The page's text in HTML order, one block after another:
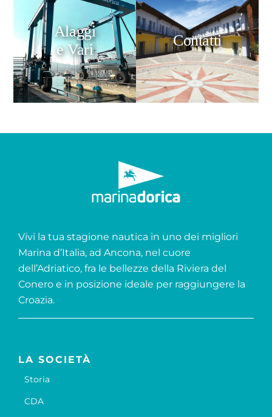
Alaggi
e Vari
Contatti
Vivi la tua stagione nautica in uno dei migliori
Marina d’Italia, ad Ancona, nel cuore
dell’Adriatico, fra le bellezze della Riviera del
Conero e in posizione ideale per raggiungere la
Croazia.
LA SOCIETÀ
Storia
CDA